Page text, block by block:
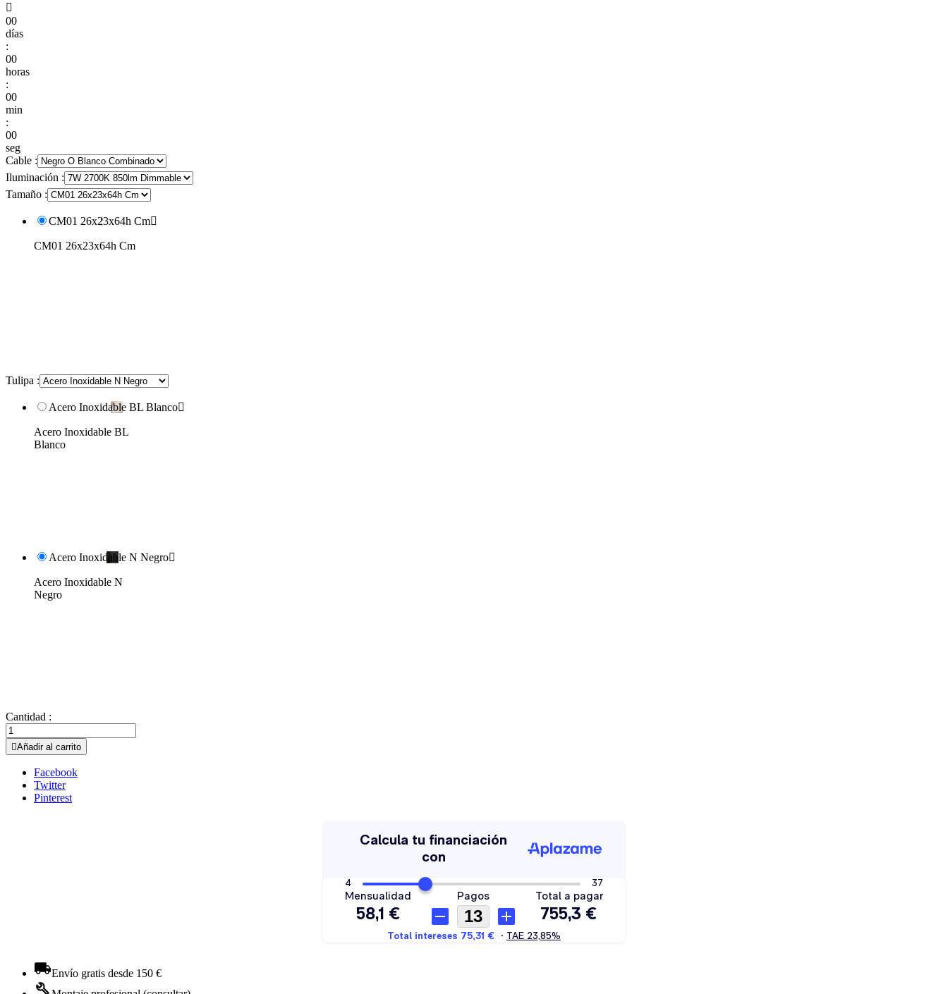

00
días
:
00
horas
:
00
min
:
00
seg
Cable :
Iluminación :
Tamaño :
CM01 26x23x64h Cm
CM01 26x23x64h Cm
Tulipa :
Acero Inoxidable BL Blanco
Acero Inoxidable BL
Blanco
Acero Inoxidable N Negro
Acero Inoxidable N
Negro
Cantidad :
Añadir al carrito
Facebook
Twitter
Pinterest
Envío gratis desde 150 €